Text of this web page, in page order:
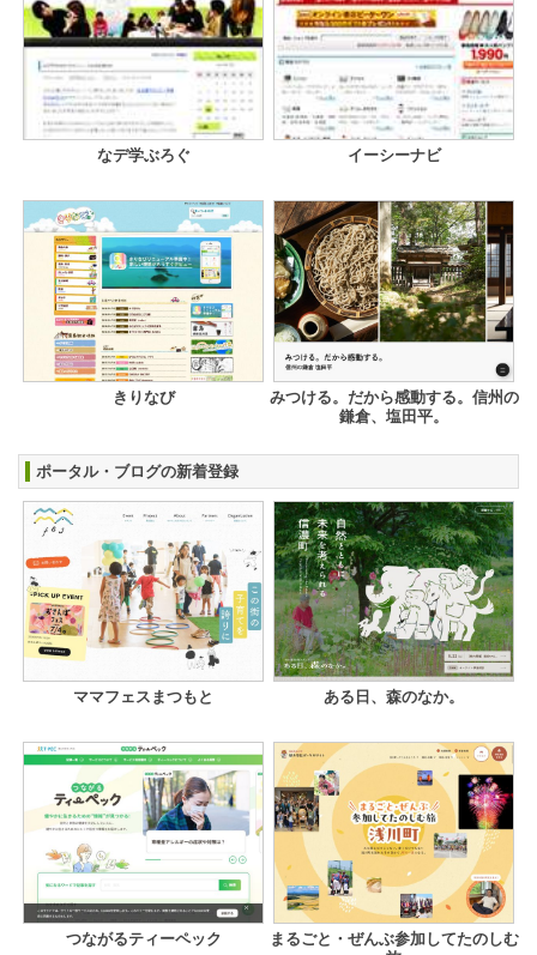
なデ学ぶろぐ イーシーナビ
きりなび
みつける。だから感動する。信州の
鎌倉、塩田平。
ポータル・ブログの新着登録
ママフェスまつもと ある日、森のなか。
つながるティーペック
まるごと・ぜんぶ参加してたのしむ